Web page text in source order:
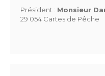
Président : Monsieur
29 054 Cartes de Pêche